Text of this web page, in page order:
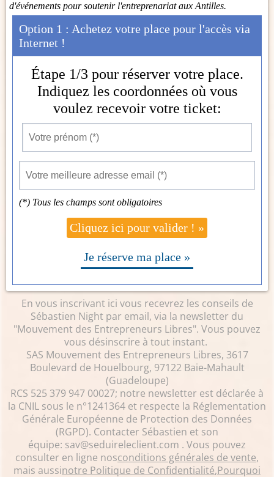
d'événements pour soutenir l'entreprenariat aux Antilles.
Option 1 : Achetez votre place pour l'accès via
Internet !
Étape 1/3 pour réserver votre place.
Indiquez les coordonnées où vous
voulez recevoir votre ticket:
(*) Tous les champs sont obligatoires
Cliquez ici pour valider ! »
Je réserve ma place »
En vous inscrivant ici vous recevrez les conseils de
Sébastien Night par email, via la newsletter du
"Mouvement des Entrepreneurs Libres". Vous pouvez
vous désinscrire à tout instant.
SAS Mouvement des Entrepreneurs Libres, 3617
Boulevard de Houelbourg, 97122 Baie-Mahault
(Guadeloupe)
RCS 525 379 947 00027; notre newsletter est déclarée à
la CNIL sous le n°1241364 et respecte la Réglementation
Générale Européenne de Protection des Données
(RGPD). Contacter Sébastien et son
équipe: sav@seduireleclient.com . Vous pouvez
consulter en ligne nosconditions générales de vente,
mais aussinotre Politique de Confidentialité,Pourquoi